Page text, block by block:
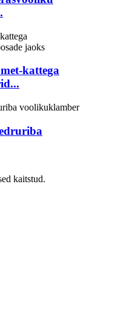
kattega
kaitstud.